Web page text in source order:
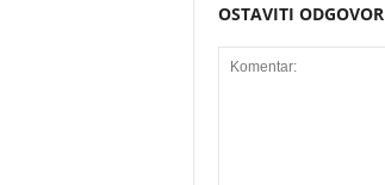
OSTAVITI ODGOVOR